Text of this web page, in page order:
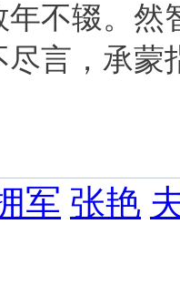
不辍。
言，承蒙
军 张艳